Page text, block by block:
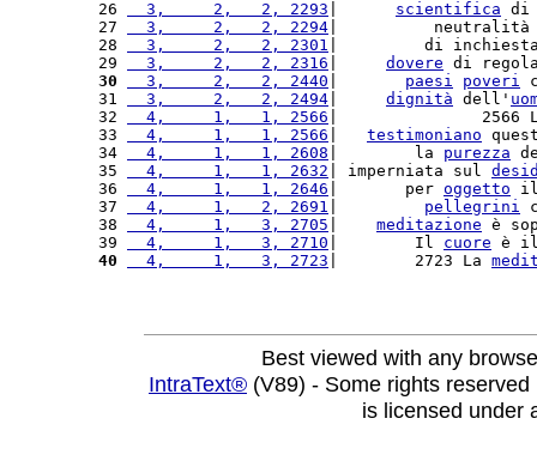
26
  3,     2,   2, 2293
scientifica
27
  3,     2,   2, 2294
|
28
  3,     2,   2, 2301
|         di
29
  3,     2,   2, 2316
dovere di
30
  3,     2,   2, 2440
paesi poveri
31
  3,     2,   2, 2494
dignità dell'
32
  4,     1,   1, 2566
|               2566
33
  4,     1,   1, 2566
testimoniano
34
  4,     1,   1, 2608
|        la purezza
35
  4,     1,   1, 2632
| imperniata sul
36
  4,     1,   1, 2646
|       per oggetto
37
  4,     1,   2, 2691
pellegrini
38
  4,     1,   3, 2705
meditazione è
39
  4,     1,   3, 2710
|        Il cuore è
40
  4,     1,   3, 2723
|        2723 La
Best viewed with any
IntraText® (V89) - Some rights
is licensed under